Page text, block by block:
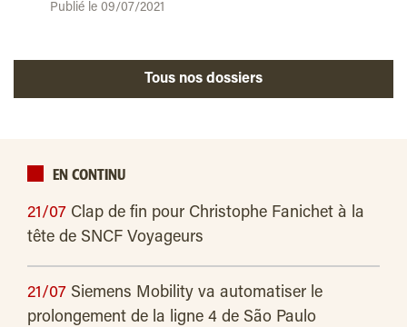
Publié le 09/07/2021
Tous nos dossiers
EN CONTINU
21/07 Clap de fin pour Christophe Fanichet à la
tête de SNCF Voyageurs
21/07 Siemens Mobility va automatiser le
prolongement de la ligne 4 de São Paulo